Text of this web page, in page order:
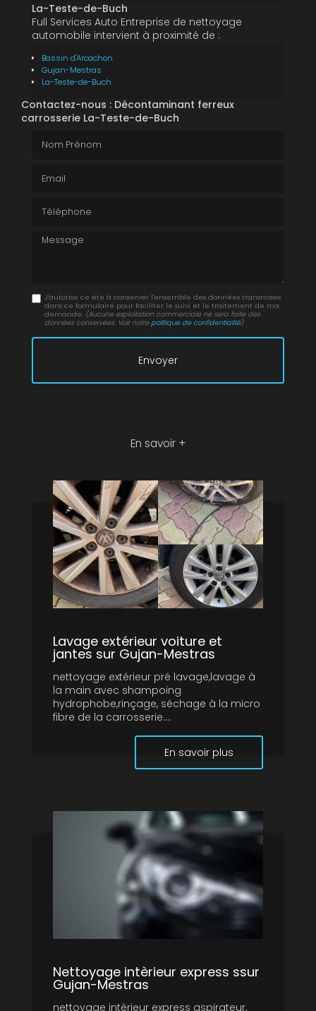
La-Teste-de-Buch
Full Services Auto Entreprise de nettoyage
automobile intervient à proximité de :
Bassin d'Arcachon
Gujan-Mestras
La-Teste-de-Buch
Contactez-nous : Décontaminant ferreux
carrosserie La-Teste-de-Buch
Message
J'autorise ce site à conserver l'ensemble des données transmises
dans ce formulaire pour faciliter le suivi et le traitement de ma
demande. (Aucune exploitation commerciale ne sera faite des
données conservées. Voir notrepolitique de confidentialité)
En savoir +
Lavage extérieur voiture et
jantes sur Gujan-Mestras
nettoyage extérieur pré lavage,lavage à
la main avec shampoing
hydrophobe,rinçage, séchage à la micro
fibre de la carrosserie....
En savoir plus
Nettoyage intèrieur express ssur
Gujan-Mestras
nettoyage intérieur express aspirateur,